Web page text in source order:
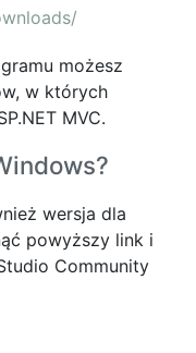
możesz
w których
MVC.
wersja dla
powyższy link i
Community